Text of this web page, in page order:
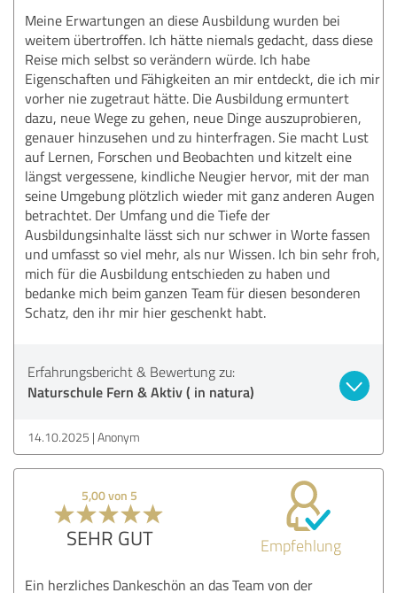
Meine Erwartungen an diese Ausbildung wurden bei
weitem übertroffen. Ich hätte niemals gedacht, dass diese
Reise mich selbst so verändern würde. Ich habe
Eigenschaften und Fähigkeiten an mir entdeckt, die ich mir
vorher nie zugetraut hätte. Die Ausbildung ermuntert
dazu, neue Wege zu gehen, neue Dinge auszuprobieren,
genauer hinzusehen und zu hinterfragen. Sie macht Lust
auf Lernen, Forschen und Beobachten und kitzelt eine
längst vergessene, kindliche Neugier hervor, mit der man
seine Umgebung plötzlich wieder mit ganz anderen Augen
betrachtet. Der Umfang und die Tiefe der
Ausbildungsinhalte lässt sich nur schwer in Worte fassen
und umfasst so viel mehr, als nur Wissen. Ich bin sehr froh,
mich für die Ausbildung entschieden zu haben und
bedanke mich beim ganzen Team für diesen besonderen
Schatz, den ihr mir hier geschenkt habt.
Erfahrungsbericht & Bewertung zu:
Naturschule Fern & Aktiv ( in natura)
14.10.2025 Anonym
5,00 von 5
SEHR GUT Empfehlung
Ein herzliches Dankeschön an das Team von der